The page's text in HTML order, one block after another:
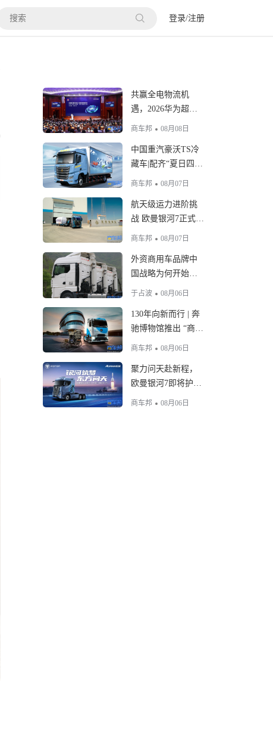
登录/注册
共赢全电物流机
遇，2026华为超充·
重卡生态大会成功
商车邦 08月08日
中国重汽豪沃TS冷
藏车|配齐“夏日四件
套”，生鲜运输稳创
商车邦 08月07日
航天级运力进阶挑
战 欧曼银河7正式出
征护航全球最大固
商车邦 08月07日
外资商用车品牌中
国战略为何开始转
向
于占波 08月06日
130年向新而行 | 奔
驰博物馆推出 “商用
车130周年” 特展
商车邦 08月06日
聚力问天赴新程，
欧曼银河7即将护航
全球最大固体火箭
商车邦 08月06日